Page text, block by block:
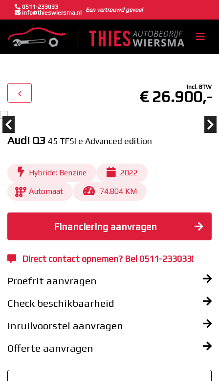
0511-233033
info@thieswiersma.nl
Een vertrouwd gevoel
Incl. BTW
€ 26.900,-
Audi Q3 45 TFSI e Advanced edition
Hybride: Benzine
2022
Automaat
74.804 KM
Financiering aanvragen
Direct contact opnemen? Bel 0511-233033!
Proefrit aanvragen
Check beschikbaarheid
Inruilvoorstel aanvragen
Offerte aanvragen